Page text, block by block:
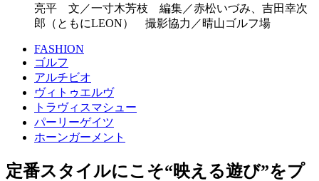
亮平 文／一寸木芳枝 編集／赤松いづみ、吉田幸次
郎（ともにLEON） 撮影協力／晴山ゴルフ場
FASHION
ゴルフ
アルチビオ
ヴィトゥエルヴ
トラヴィスマシュー
パーリーゲイツ
ホーンガーメント
定番スタイルにこそ“映える遊び”をプ